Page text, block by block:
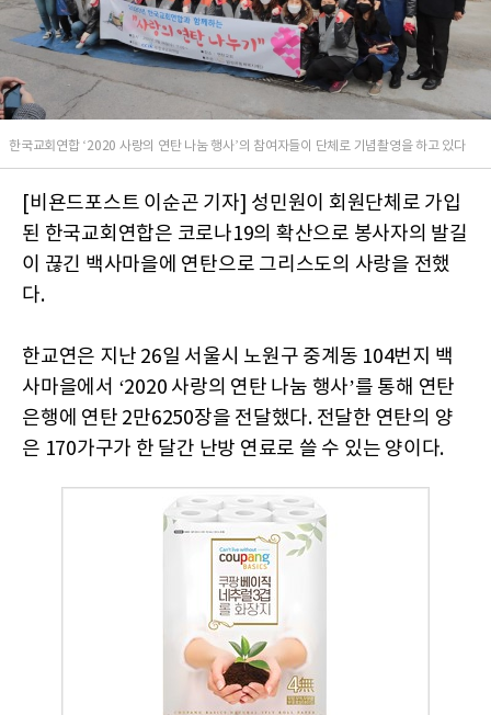
한국교회연합 ‘2020 사랑의 연탄 나눔 행사’의 참여자들이 단체로 기념촬영을 하고 있다
[비욘드포스트 이순곤 기자] 성민원이 회원단체로 가입
된 한국교회연합은 코로나19의 확산으로 봉사자의 발길
이 끊긴 백사마을에 연탄으로 그리스도의 사랑을 전했
다.
한교연은 지난 26일 서울시 노원구 중계동 104번지 백
사마을에서 ‘2020 사랑의 연탄 나눔 행사’를 통해 연탄
은행에 연탄 2만6250장을 전달했다. 전달한 연탄의 양
은 170가구가 한 달간 난방 연료로 쓸 수 있는 양이다.